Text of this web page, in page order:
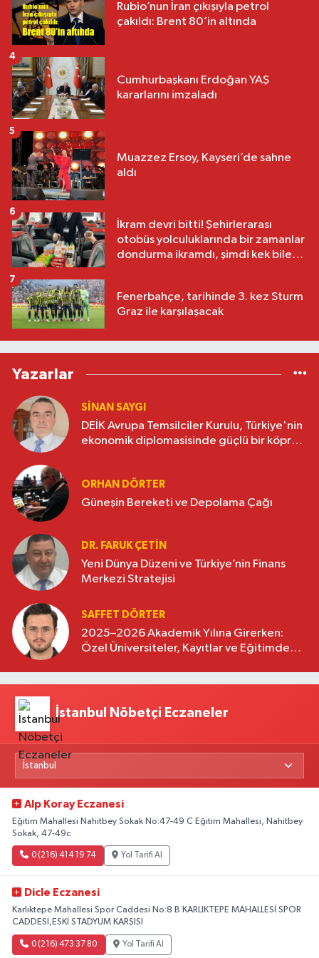
Rubio’nun İran çıkışıyla petrol
çakıldı: Brent 80’in altında
Cumhurbaşkanı Erdoğan YAŞ
kararlarını imzaladı
4
Muazzez Ersoy, Kayseri’de sahne
aldı
5
İkram devri bitti! Şehirlerarası
otobüs yolculuklarında bir zamanlar
dondurma ikramdı, şimdi kek bile
6
Fenerbahçe, tarihinde 3. kez Sturm
Graz ile karşılaşacak
7
Yazarlar
SINAN SAYGI
DEİK Avrupa Temsilciler Kurulu, Türkiye'nin
ekonomik diplomasisinde güçlü bir köprü
ORHAN DÖRTER
Güneşin Bereketi ve Depolama Çağı
DR. FARUK ÇETİN
Yeni Dünya Düzeni ve Türkiye’nin Finans
Merkezi Stratejisi
SAFFET DÖRTER
2025–2026 Akademik Yılına Girerken:
Özel Üniversiteler, Kayıtlar ve Eğitimde
İstanbul Nöbetçi Eczaneler
Alp Koray Eczanesi
Eğitim Mahallesi Nahitbey Sokak No:47-49 C Eğitim Mahallesi, Nahitbey
Sokak, 47-49c
0 (216) 414 19 74 Yol Tarifi Al
Dicle Eczanesi
Karlıktepe Mahallesi Spor Caddesi No:8 B KARLIKTEPE MAHALLESİ SPOR
CADDESİ,ESKİ STADYUM KARŞISI
0 (216) 473 37 80 Yol Tarifi Al